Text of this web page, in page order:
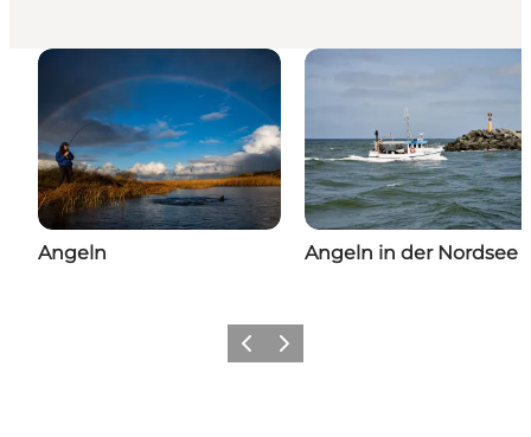
Angeln Angeln in der Nordsee
ZurückWeiter